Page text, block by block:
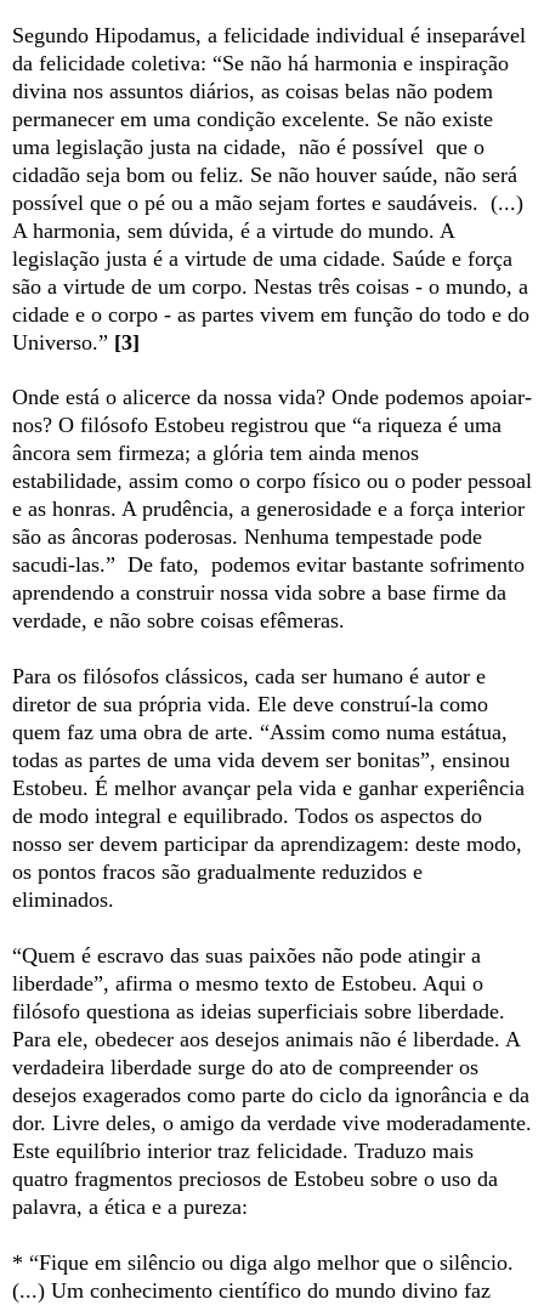
Segundo Hipodamus, a felicidade individual é inseparável
da felicidade coletiva: “Se não há harmonia e inspiração
divina nos assuntos diários, as coisas belas não podem
permanecer em uma condição excelente. Se não existe
uma legislação justa na cidade, não é possível que o
cidadão seja bom ou feliz. Se não houver saúde, não será
possível que o pé ou a mão sejam fortes e saudáveis. (...)
A harmonia, sem dúvida, é a virtude do mundo. A
legislação justa é a virtude de uma cidade. Saúde e força
são a virtude de um corpo. Nestas três coisas - o mundo, a
cidade e o corpo - as partes vivem em função do todo e do
Universo.” [3]
Onde está o alicerce da nossa vida? Onde podemos apoiar-
nos? O filósofo Estobeu registrou que “a riqueza é uma
âncora sem firmeza; a glória tem ainda menos
estabilidade, assim como o corpo físico ou o poder pessoal
e as honras. A prudência, a generosidade e a força interior
são as âncoras poderosas. Nenhuma tempestade pode
sacudi-las.” De fato, podemos evitar bastante sofrimento
aprendendo a construir nossa vida sobre a base firme da
verdade, e não sobre coisas efêmeras.
Para os filósofos clássicos, cada ser humano é autor e
diretor de sua própria vida. Ele deve construí-la como
quem faz uma obra de arte. “Assim como numa estátua,
todas as partes de uma vida devem ser bonitas”, ensinou
Estobeu. É melhor avançar pela vida e ganhar experiência
de modo integral e equilibrado. Todos os aspectos do
nosso ser devem participar da aprendizagem: deste modo,
os pontos fracos são gradualmente reduzidos e
eliminados.
“Quem é escravo das suas paixões não pode atingir a
liberdade”, afirma o mesmo texto de Estobeu. Aqui o
filósofo questiona as ideias superficiais sobre liberdade.
Para ele, obedecer aos desejos animais não é liberdade. A
verdadeira liberdade surge do ato de compreender os
desejos exagerados como parte do ciclo da ignorância e da
dor. Livre deles, o amigo da verdade vive moderadamente.
Este equilíbrio interior traz felicidade. Traduzo mais
quatro fragmentos preciosos de Estobeu sobre o uso da
palavra, a ética e a pureza:
* “Fique em silêncio ou diga algo melhor que o silêncio.
(...) Um conhecimento científico do mundo divino faz